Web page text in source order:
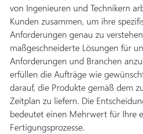
von Ingenieuren und Technikern
Kunden zusammen, um ihre
Anforderungen genau zu
maßgeschneiderte Lösungen für
Anforderungen und Branchen
erfüllen die Aufträge wie
darauf, die Produkte gemäß dem
Zeitplan zu liefern. Die
bedeutet einen Mehrwert für Ihre
Fertigungsprozesse.